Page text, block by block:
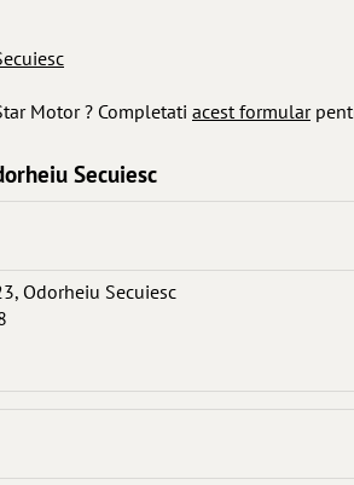
Motor ? Completati acest formular
Secuiesc
Odorheiu Secuiesc